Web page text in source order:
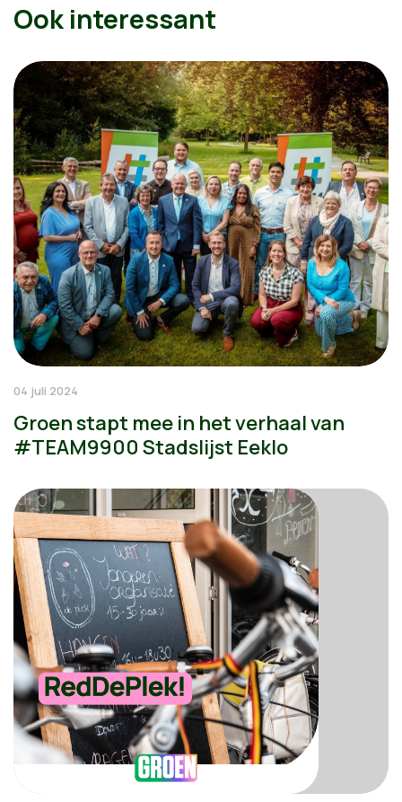
Ook interessant
04 juli 2024
Groen stapt mee in het verhaal van
#TEAM9900 Stadslijst Eeklo